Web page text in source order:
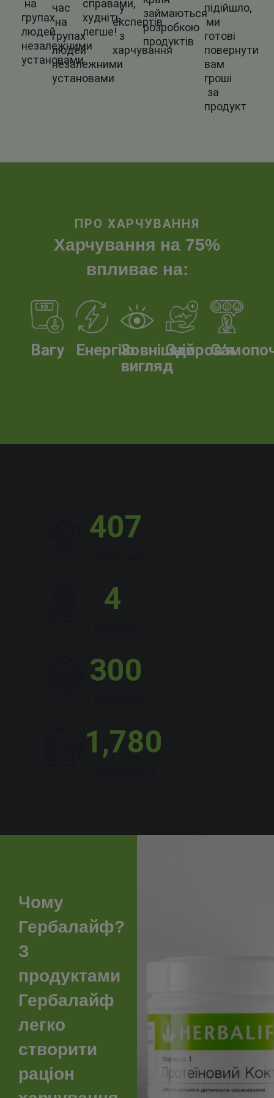
підійшло,
ми
готові
повернути
вам
гроші
за
продукт
займаються
розробкою
продуктів
у
експертів
з
харчування
справами,
худніть
легше!
час
на
групах
людей
незалежними
установами
на
групах
людей
незалежними
установами
ПРО ХАРЧУВАННЯ
Харчування на 75%
впливає на:
Вагу ЕнергіюЗовнішній
вигляд
Здоров’я
407
4
300
1,780
Чому
Гербалайф?
З
продуктами
Гербалайф
легко
створити
раціон